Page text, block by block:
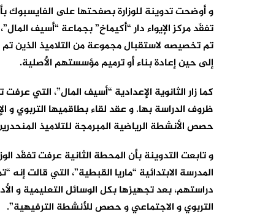
و أوضحت تدوينة للوزارة بصفحتها على الفايسبوك
تم تخصيصه لاستقبال مجموعة من التلاميذ الذين تم
إلى حين إعادة بناء أو ترميم مؤسستهم الأصلية.
ظروف الدراسة بها. و عقد لقاء بطاقميها التربوي و
حصص الأنشطة الرياضية المبرمجة للتلاميذ
و تابعت التدوينة بأن المحطة الثانية عرفت تفقّد
المدرسة الابتدائية “ماريا القبطية”، التي قالت
دراستهم، بعد تجهيزها بكل الوسائل التعليمية و
التربوي و الاجتماعي و حصص للأنشطة الترفيهية”.